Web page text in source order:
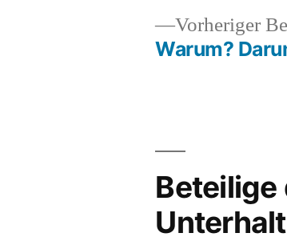
Vorheriger
Warum?
Beteilige